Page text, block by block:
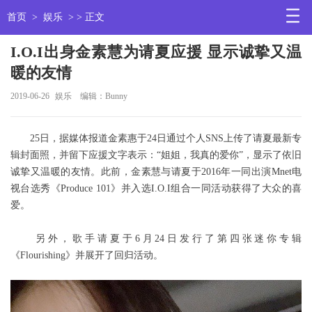
首页 > 娱乐 > > 正文
I.O.I出身金素慧为请夏应援 显示诚挚又温
暖的友情
2019-06-26 娱乐 编辑：Bunny
25日，据媒体报道金素惠于24日通过个人SNS上传了请夏最新专
辑封面照，并留下应援文字表示：“姐姐，我真的爱你”，显示了依旧
诚挚又温暖的友情。此前，金素慧与请夏于2016年一同出演Mnet电
视台选秀《Produce 101》并入选I.O.I组合一同活动获得了大众的喜
爱。
另外，歌手请夏于6月24日发行了第四张迷你专辑
《Flourishing》并展开了回归活动。